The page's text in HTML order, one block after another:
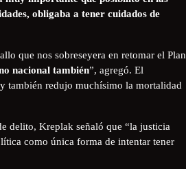
obligaba a tener cuidados de
que nos sobreseyera en retomar el Plan
nacional también”, agregó. El
también redujo muchísimo la mortalidad
delito, Kreplak señaló que “la justicia
como única forma de intentar tener